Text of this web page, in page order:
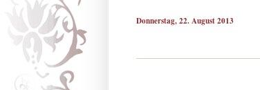
Donnerstag, 22. August 2013